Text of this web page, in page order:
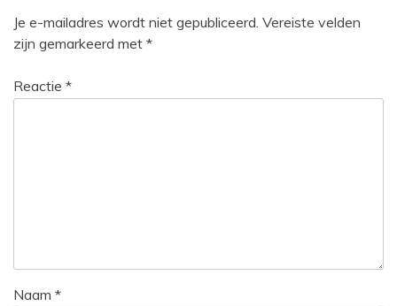
Je e-mailadres wordt niet gepubliceerd. Vereiste velden
zijn gemarkeerd met *
Reactie *
Naam *